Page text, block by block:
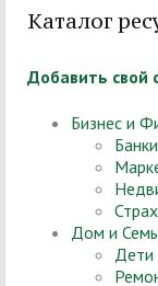
Каталог
Добавить свой
Бизнес и
Банки
Дом и
Дети